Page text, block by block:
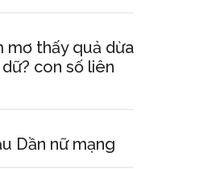
mơ thấy quả dừa
con ѕố liên
Dần nữ mạng